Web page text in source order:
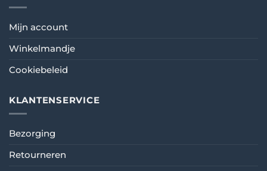
Mijn account
Winkelmandje
Cookiebeleid
KLANTENSERVICE
Bezorging
Retourneren